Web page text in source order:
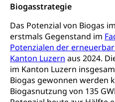
Biogasstrategie
Das Potenzial von Biogas
erstmals Gegenstand im
Potenzialen der
Kanton Luzern aus 2024.
im Kanton Luzern
Biogas gewonnen werden
Biogasnutzung von 135
Soziales und
Drogenabhängigkeit,
Medikamentenabhängigkeit,
Arzneimittelabhängigkeit,
Drogenabhängige,
Betäubungsmittel,
Fachstelle
Drogen
Gesundheitsversorgung
Gesundheitsversorgung,
Ambulant vor stationär,